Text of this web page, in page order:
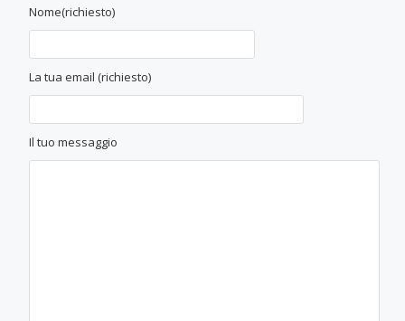
Nome(richiesto)
La tua email (richiesto)
Il tuo messaggio